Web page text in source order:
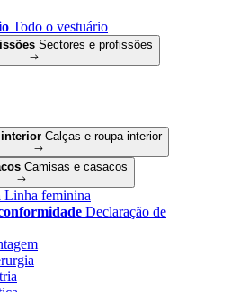
Todo o vestuário
Sectores e profissões
interior Calças e roupa interior
Camisas e casacos
Linha feminina
Declaração de